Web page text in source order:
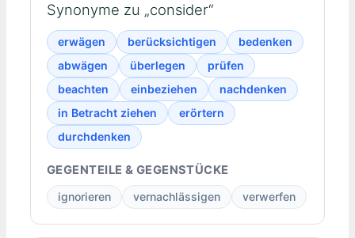
Synonyme zu „consider“
erwägen berücksichtigen
bedenken
abwägen
überlegen
prüfen
beachten
einbeziehen
nachdenken
in Betracht ziehen
erörtern
durchdenken
GEGENTEILE & GEGENSTÜCKE
ignorieren vernachlässigen verwerfen